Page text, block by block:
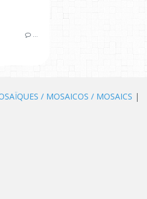
…
/ MOSAICOS / MOSAICS |